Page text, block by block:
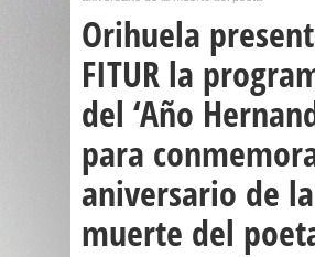
Orihuela
FITUR la
del ‘Año
para
aniversario de la
muerte del